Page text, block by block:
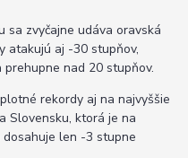
sa zvyčajne udáva oravská
atakujú aj -30 stupňov,
nad 20 stupňov.
rekordy aj na najvyššie
Slovensku, ktorá je na
len -3 stupne